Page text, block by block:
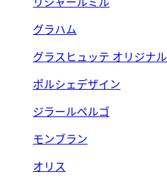
グラハム
グラスヒュッテ オリジナル
ポルシェデザイン
ジラールペルゴ
モンブラン
オリス